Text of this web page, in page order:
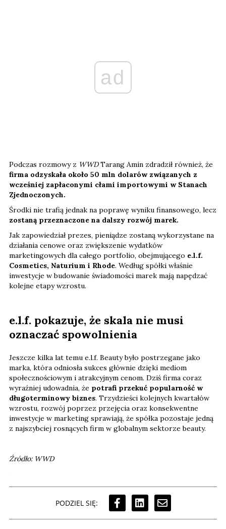
ad
Podczas rozmowy z WWDTarang Amin zdradził również, że
firma odzyskała około 50 mln dolarów związanych z
wcześniej zapłaconymi cłami importowymi w Stanach
Zjednoczonych.
Środki nie trafią jednak na poprawę wyniku finansowego, lecz
zostaną przeznaczone na dalszy rozwój marek.
Jak zapowiedział prezes, pieniądze zostaną wykorzystane na
działania cenowe oraz zwiększenie wydatków
marketingowych dla całego portfolio, obejmującego e.l.f.
Cosmetics, Naturium i Rhode. Według spółki właśnie
inwestycje w budowanie świadomości marek mają napędzać
kolejne etapy wzrostu.
e.l.f. pokazuje, że skala nie musi
oznaczać spowolnienia
Jeszcze kilka lat temu e.l.f. Beauty było postrzegane jako
marka, która odniosła sukces głównie dzięki mediom
społecznościowym i atrakcyjnym cenom. Dziś firma coraz
wyraźniej udowadnia, że potrafi przekuć popularność w
długoterminowy biznes. Trzydzieści kolejnych kwartałów
wzrostu, rozwój poprzez przejęcia oraz konsekwentne
inwestycje w marketing sprawiają, że spółka pozostaje jedną
z najszybciej rosnących firm w globalnym sektorze beauty.
Źródło: WWD
PODZIEL SIĘ: